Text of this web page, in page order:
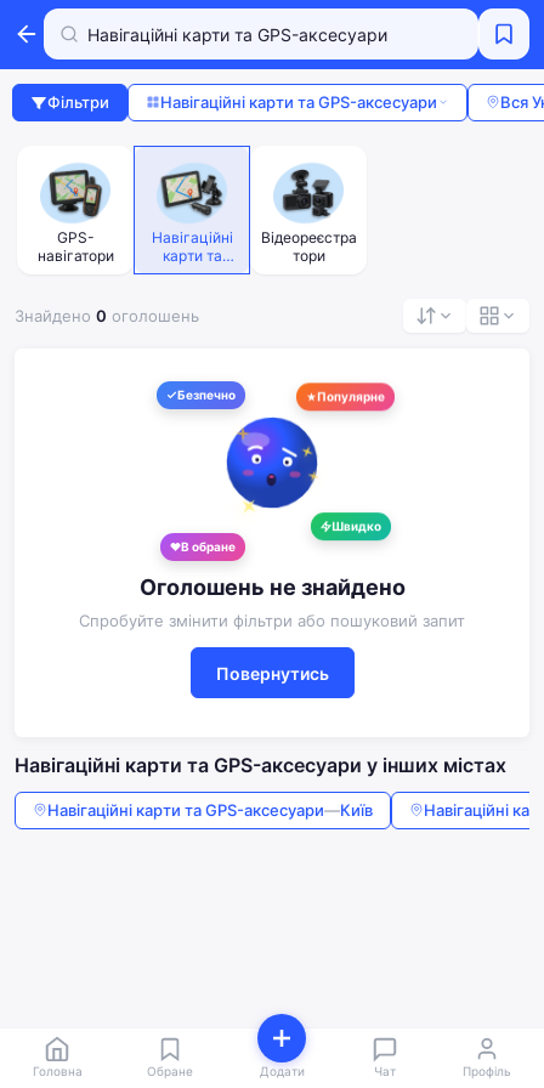
Фільтри Навігаційні карти та GPS-аксесуари Вся
GPS-
навігатори
Навігаційні
карти та
GPS-
Відеореєстра
тори
Знайдено 0 оголошень
Безпечно Популярне
Швидко
В обране
Оголошень не знайдено
Спробуйте змінити фільтри або пошуковий запит
Повернутись
Навігаційні карти та GPS-аксесуари у інших містах
Навігаційні карти та GPS-аксесуари—Київ Навігаційні
Головна Обране Додати Чат Профіль